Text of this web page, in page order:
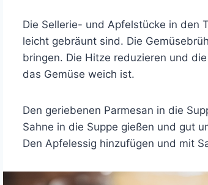
Die Sellerie- und Apfelstücke in den
leicht gebräunt sind. Die
bringen. Die Hitze reduzieren und
das Gemüse weich ist.
Den geriebenen Parmesan in die
Sahne in die Suppe gießen und gut
Den Apfelessig hinzufügen und mit